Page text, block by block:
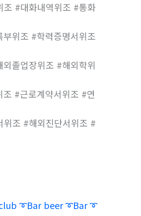
조 #대화내역위조 #통화
위조 #학력증명서위조
졸업장위조 #해외학위
#근로계약서위조 #연
조 #해외진단서위조 #
➰Bar beer ➰Bar ➰